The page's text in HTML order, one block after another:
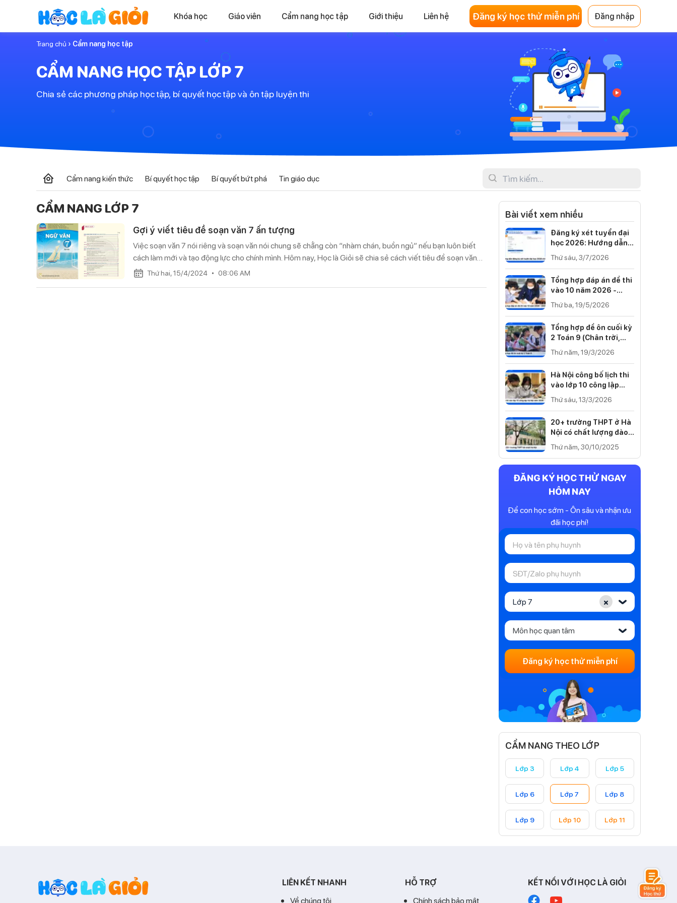
Khóa học Giáo viên Cẩm nang học tập Giới thiệu Liên hệ Đăng ký học thử miễn phí Đăng nhập
Trang chủ › Cẩm nang học tập
CẨM NANG HỌC TẬP LỚP 7
Chia sẻ các phương pháp học tập, bí quyết học tập và ôn tập luyện thi
Cẩm nang kiến thức Bí quyết học tập Bí quyết bứt phá Tin giáo dục
CẨM NANG LỚP 7
Gợi ý viết tiêu đề soạn văn 7 ấn tượng
Việc soạn văn 7 nói riêng và soạn văn nói chung sẽ chẳng còn “nhàm chán, buồn ngủ” nếu bạn luôn biết
cách làm mới và tạo động lực cho chính mình. Hôm nay, Học là Giỏi sẽ chia sẻ cách viết tiêu đề soạn văn
lớp 7 học kì 2 của bộ sách Chân trời sáng tạo.
Thứ hai, 15/4/2024 08:06 AM
Bài viết xem nhiều
Đăng ký xét tuyển đại
học 2026: Hướng dẫn
từng bước
Thứ sáu, 3/7/2026
Tổng hợp đáp án đề thi
vào 10 năm 2026 -
2027 của 34 tỉnh thành
Thứ ba, 19/5/2026
Tổng hợp đề ôn cuối kỳ
2 Toán 9 (Chân trời,
Cánh diều, Kết nối tri
thức)
Thứ năm, 19/3/2026
Hà Nội công bố lịch thi
vào lớp 10 công lập
năm 2026
Thứ sáu, 13/3/2026
20+ trường THPT ở Hà
Nội có chất lượng đào
tạo tốt nhất 2025
Thứ năm, 30/10/2025
ĐĂNG KÝ HỌC THỬ NGAY
HÔM NAY
Để con học sớm - Ôn sâu và nhận ưu
đãi học phí!
Lớp 7 ×‹
Môn học quan tâm ‹
Đăng ký học thử miễn phí
CẨM NANG THEO LỚP
Lớp 3 Lớp 4 Lớp 5
Lớp 6 Lớp 7 Lớp 8
Lớp 9 Lớp 10 Lớp 11
LIÊN KẾT NHANH
Về chúng tôi
HỖ TRỢ
Chính sách bảo mật
KẾT NỐI VỚI HỌC LÀ GIỎI